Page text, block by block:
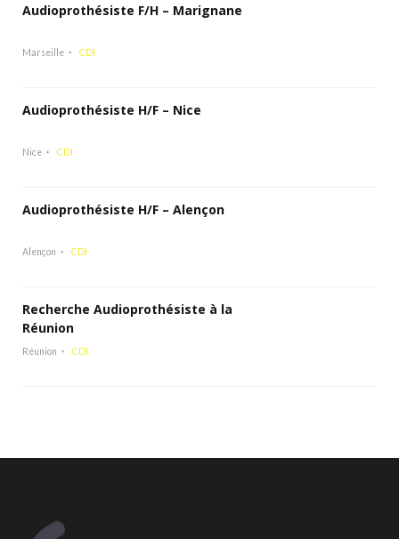
Audioprothésiste F/H – Marignane
Marseille CDI
Audioprothésiste H/F – Nice
Nice CDI
Audioprothésiste H/F – Alençon
Alençon CDI
Recherche Audioprothésiste à la
Réunion
Réunion CDI